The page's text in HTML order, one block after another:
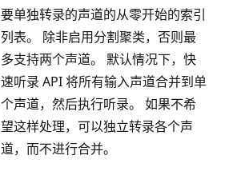
要单独转录的声道的从零开始的索引
列表。 除非启用分割聚类，否则最
多支持两个声道。 默认情况下，快
速听录 API 将所有输入声道合并到单
个声道，然后执行听录。 如果不希
望这样处理，可以独立转录各个声
道，而不进行合并。